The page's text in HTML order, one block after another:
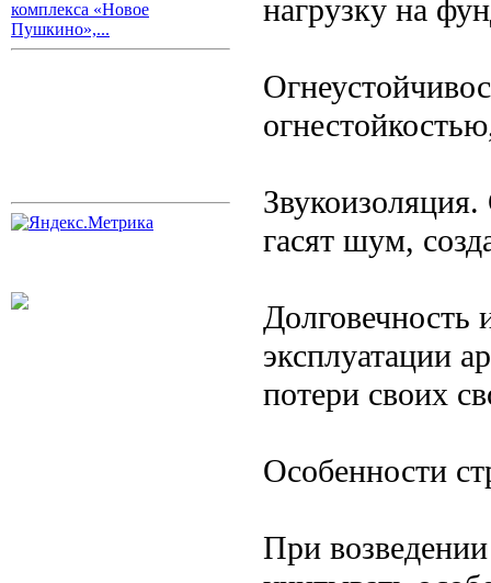
комплекса «Новое
Пушкино»,...
нагрузку на
гасят шум,
Долговечность
эксплуатации
потери своих
Особенности
При